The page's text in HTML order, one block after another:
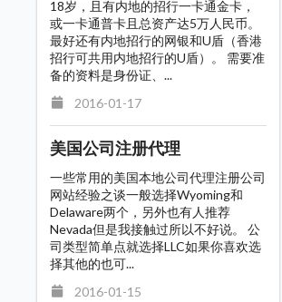
18岁，且有内地的招行一卡通金卡，
或一卡通普卡且总资产达5万人民币。
最好还有内地招行的网银和U盾（香港
招行可共用内地招行的U盾）。 需要准
备的资料是身份证、...
2016-01-17
美国公司注册代理
一些常用的美国本地公司代理注册公司
网站经验之谈一般选择Wyoming和
Delaware两个，另外也有人推荐
Nevada但是我接触过所以不好说。 公
司类型简单点就选择LLC如果你喜欢选
择其他的也可...
2016-01-15